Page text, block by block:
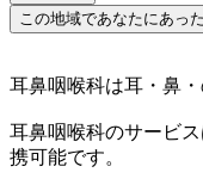
この地域であなたにあっ
耳鼻咽喉科は耳・鼻
耳鼻咽喉科のサービ
携可能です。